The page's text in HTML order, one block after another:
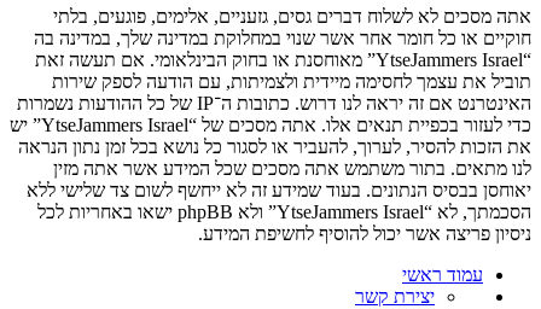
אתה מסכים לא לשלוח דברים גסים, גזעניים, אלימים, פוגעים, בלתי
חוקיים או כל חומר אחר אשר שנוי במחלוקת במדינה שלך, במדינה בה
“YtseJammers Israel” מאוחסנת או בחוק הבינלאומי. אם תעשה זאת
תוביל את עצמך לחסימה מיידית ולצמיתות, עם הודעה לספק שירות
האינטרנט אם זה יראה לנו דרוש. כתובות ה־IP של כל ההודעות נשמרות
כדי לעזור בכפיית תנאים אלו. אתה מסכים של “YtseJammers Israel” יש
את הזכות להסיר, לערוך, להעביר או לסגור כל נושא בכל זמן נתון הנראה
לנו מתאים. בתור משתמש אתה מסכים שכל המידע אשר אתה מזין
יאוחסן בבסיס הנתונים. בעוד שמידע זה לא ייחשף לשום צד שלישי ללא
הסכמתך, לא “YtseJammers Israel” ולא phpBB ישאו באחריות לכל
ניסיון פריצה אשר יכול להוסיף לחשיפת המידע.
עמוד ראשי
יצירת קשר